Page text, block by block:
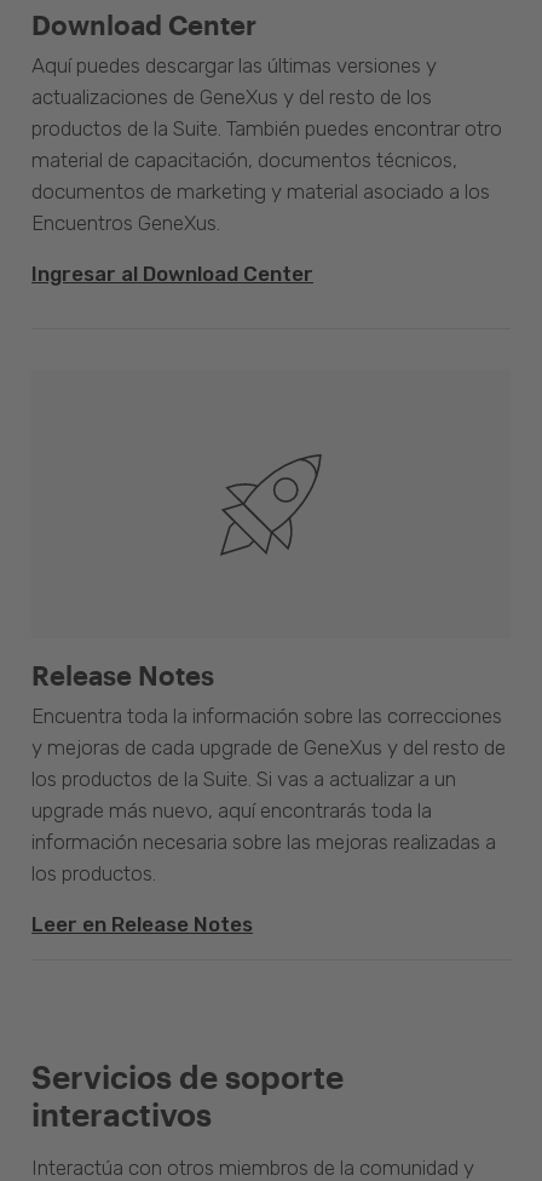
Download Center
Aquí puedes descargar las últimas versiones y
actualizaciones de GeneXus y del resto de los
productos de la Suite. También puedes encontrar otro
material de capacitación, documentos técnicos,
documentos de marketing y material asociado a los
Encuentros GeneXus.
Ingresar al Download Center
Release Notes
Encuentra toda la información sobre las correcciones
y mejoras de cada upgrade de GeneXus y del resto de
los productos de la Suite. Si vas a actualizar a un
upgrade más nuevo, aquí encontrarás toda la
información necesaria sobre las mejoras realizadas a
los productos.
Leer en Release Notes
Servicios de soporte
interactivos
Interactúa con otros miembros de la comunidad y